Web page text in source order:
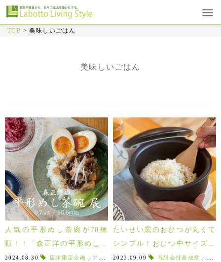
TOP >美味しいごはん
美味しいごはん
人気の平形めし茶碗が70種
類！！「森正洋の平形めし茶
碗 展 」2024年9/7～
2024.08.30 店頭限定企画 アンケートに答えて商品ゲット ,KIRIFFT
たいせい窯のおひつが丸くて
シンプル！おひつ中サイズで
何合入る？おひつの5つのひみ
2023.09.09 有限会社泰成窯